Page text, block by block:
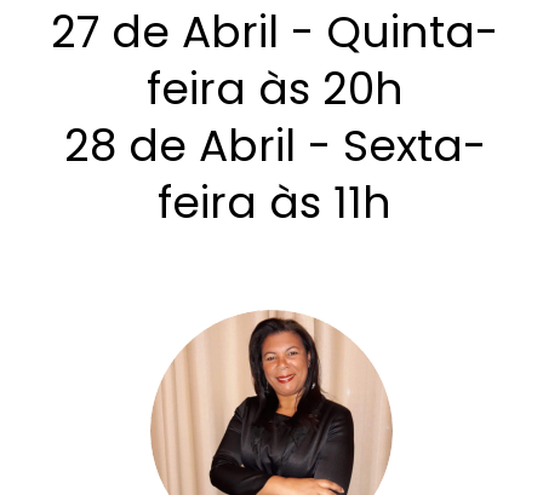
27 de Abril - Quinta-
feira às 20h
28 de Abril - Sexta-
feira às 11h